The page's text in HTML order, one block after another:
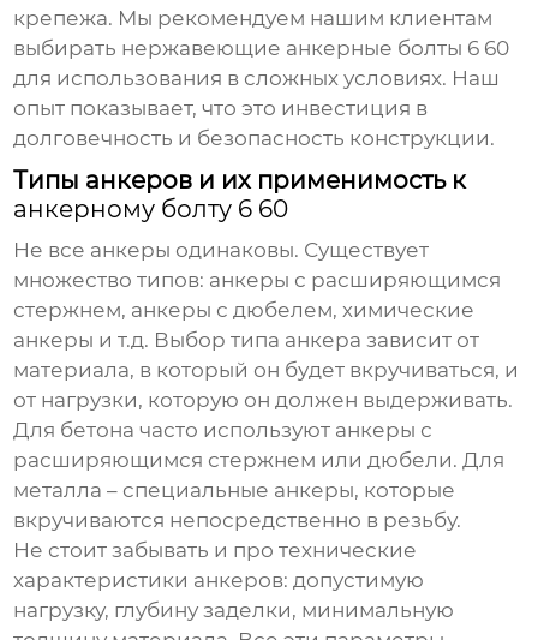
крепежа. Мы рекомендуем нашим клиентам
выбирать нержавеющие анкерные болты 6 60
для использования в сложных условиях. Наш
опыт показывает, что это инвестиция в
долговечность и безопасность конструкции.
Типы анкеров и их применимость к
анкерному болту 6 60
Не все анкеры одинаковы. Существует
множество типов: анкеры с расширяющимся
стержнем, анкеры с дюбелем, химические
анкеры и т.д. Выбор типа анкера зависит от
материала, в который он будет вкручиваться, и
от нагрузки, которую он должен выдерживать.
Для бетона часто используют анкеры с
расширяющимся стержнем или дюбели. Для
металла – специальные анкеры, которые
вкручиваются непосредственно в резьбу.
Не стоит забывать и про технические
характеристики анкеров: допустимую
нагрузку, глубину заделки, минимальную